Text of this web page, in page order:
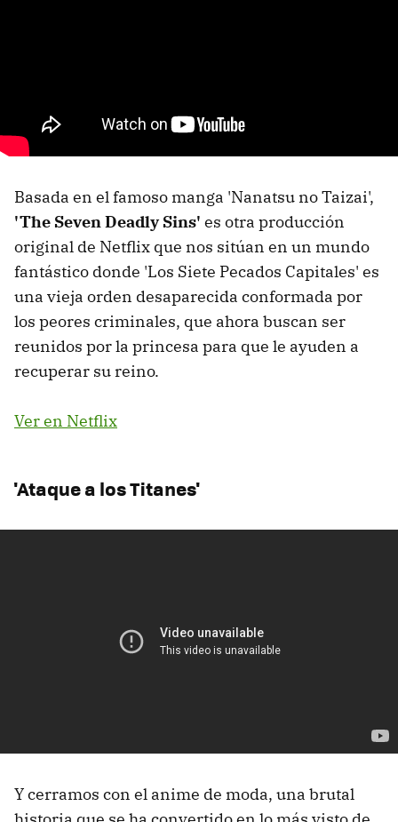
Basada en el famoso manga 'Nanatsu no Taizai',
'The Seven Deadly Sins' es otra producción
original de Netflix que nos sitúan en un mundo
fantástico donde 'Los Siete Pecados Capitales' es
una vieja orden desaparecida conformada por
los peores criminales, que ahora buscan ser
reunidos por la princesa para que le ayuden a
recuperar su reino.
Ver en Netflix
'Ataque a los Titanes'
Y cerramos con el anime de moda, una brutal